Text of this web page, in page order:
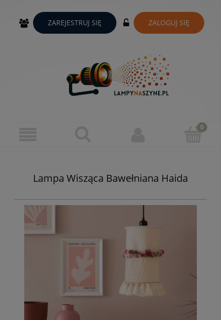
ZAREJESTRUJ SIĘ ZALOGUJ SIĘ
Lampa Wisząca Bawełniana Haida